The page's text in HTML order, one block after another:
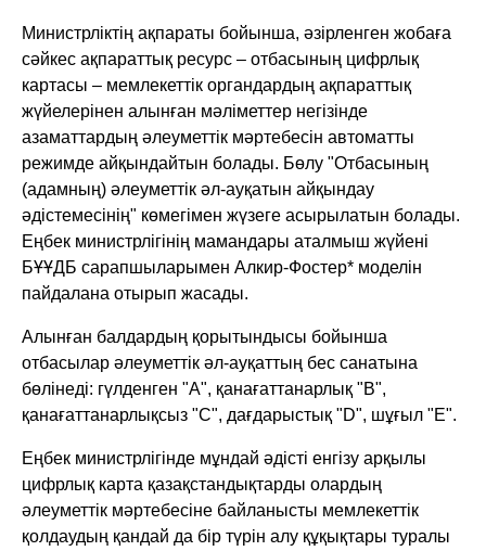
Министрліктің ақпараты бойынша, әзірленген жобаға
сәйкес ақпараттық ресурс – отбасының цифрлық
картасы – мемлекеттік органдардың ақпараттық
жүйелерінен алынған мәліметтер негізінде
азаматтардың әлеуметтік мәртебесін автоматты
режимде айқындайтын болады. Бөлу "Отбасының
(адамның) әлеуметтік әл-ауқатын айқындау
әдістемесінің" көмегімен жүзеге асырылатын болады.
Еңбек министрлігінің мамандары аталмыш жүйені
БҰҰДБ сарапшыларымен Алкир-Фостер* моделін
пайдалана отырып жасады.
Алынған балдардың қорытындысы бойынша
отбасылар әлеуметтік әл-ауқаттың бес санатына
бөлінеді: гүлденген "А", қанағаттанарлық "В",
қанағаттанарлықсыз "С", дағдарыстық "D", шұғыл "Е".
Еңбек министрлігінде мұндай әдісті енгізу арқылы
цифрлық карта қазақстандықтарды олардың
әлеуметтік мәртебесіне байланысты мемлекеттік
қолдаудың қандай да бір түрін алу құқықтары туралы